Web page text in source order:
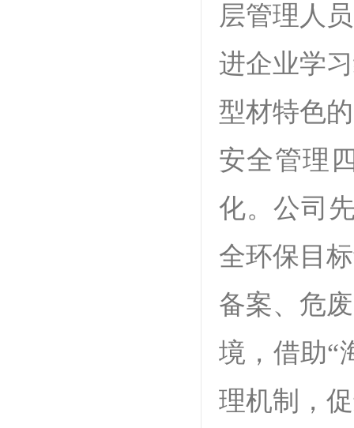
层管理人
进企业学
型材特色
安全管理
化。公司
全环保目
备案、危
境，借助“
理机制，